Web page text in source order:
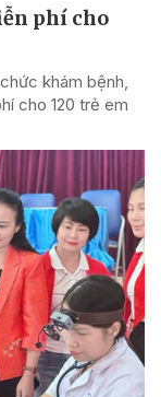
phí cho
khám bệnh,
cho 120 trẻ em